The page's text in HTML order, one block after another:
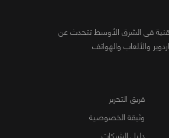
فى الشرق الأوسط تتحدث عن
والألعاب والهواتف
فريق التحرير
وثيقة الخصوصية
دليل الشركات